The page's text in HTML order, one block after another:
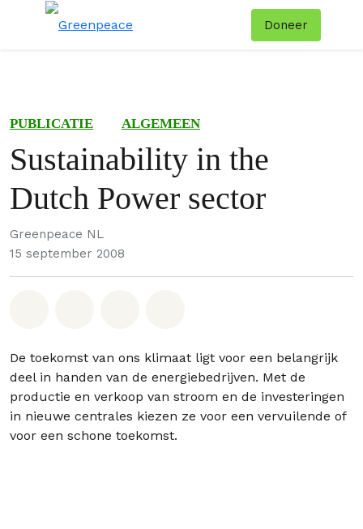
Doneer
PUBLICATIE ALGEMEEN
Sustainability in the
Dutch Power sector
Greenpeace NL
15 september 2008
De toekomst van ons klimaat ligt voor een belangrijk
deel in handen van de energiebedrijven. Met de
productie en verkoop van stroom en de investeringen
in nieuwe centrales kiezen ze voor een vervuilende of
voor een schone toekomst.